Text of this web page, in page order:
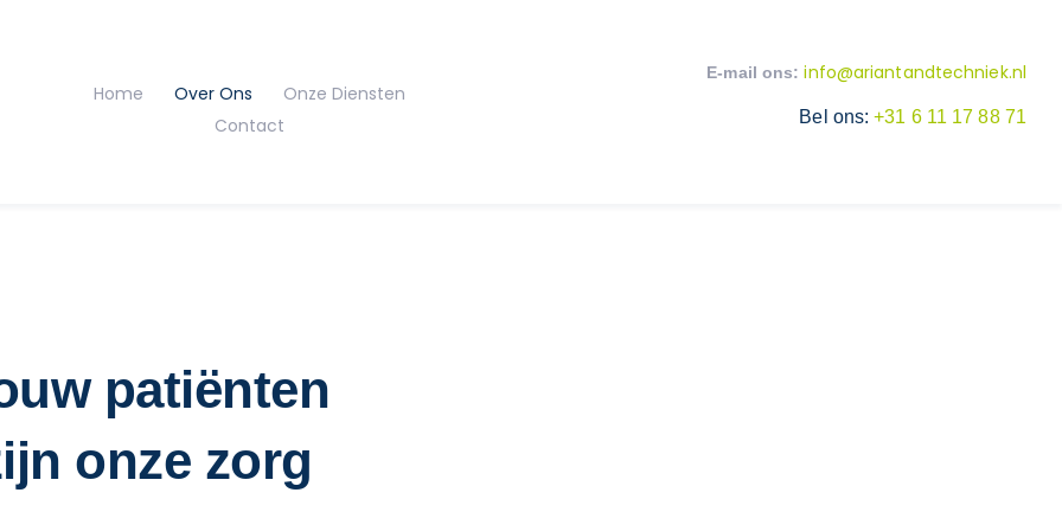
Home Over Ons
Onze Diensten
Contact
E-mail ons: info@ariantandtechniek.nl
Bel ons:+31 6 11 17 88 71
patiënten
onze zorg